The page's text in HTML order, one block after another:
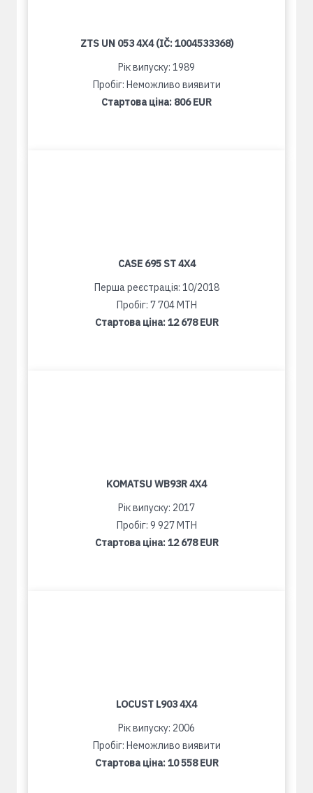
ZTS UN 053 4X4 (IČ: 1004533368)
Рік випуску: 1989
Пробіг: Неможливо виявити
Стартова ціна: 806 EUR
CASE 695 ST 4X4
Перша реєстрація: 10/2018
Пробіг: 7 704 MTH
Стартова ціна:12 678 EUR
KOMATSU WB93R 4X4
Рік випуску: 2017
Пробіг: 9 927 MTH
Стартова ціна:12 678 EUR
LOCUST L903 4X4
Рік випуску: 2006
Пробіг: Неможливо виявити
Стартова ціна:10 558 EUR